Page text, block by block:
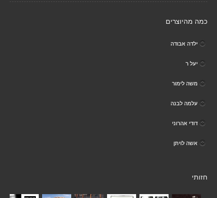
כמה מהיוצרים
ילדה אבודה
יעל ר
משה לימור
עלמה לבנה
דודי אהרוני
אשה לויתן
חזותי